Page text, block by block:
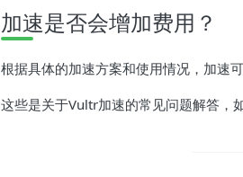
加速是否会增加费用？
根据具体的加速方案和使用情况，加速
这些是关于Vultr加速的常见问题解答，